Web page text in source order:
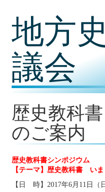
地方
議会
歴史教科
のご案内
歴史教科書シンポジウム
【テーマ】歴史教科書 い
【日 時】2017年6月11日（